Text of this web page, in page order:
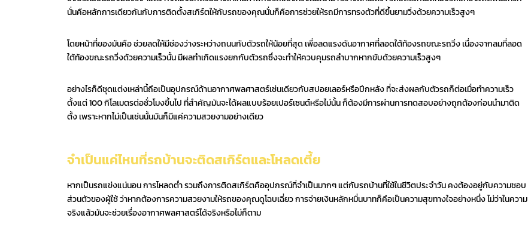
นั่นคือหลักการเดียวกันกับการติดตั้งสเกิร์ตให้กับรถของคุณนั่นก็คือการช่วยให้รถมีการทรงตัวที่ดีขึ้นยามวิ่งด้วยความเร็วสูงๆ
โดยหน้าที่ของมันคือ ช่วยลดให้มีช่องว่างระหว่างถนนกับตัวรถให้น้อยที่สุด เพื่อลดแรงดันอากาศที่ลอดใต้ท้องรถขณะรถวิ่ง เนื่องจากลมที่ลอด
ใต้ท้องขณะรถวิ่งด้วยความเร็วนั้น มีผลทำเกิดแรงยกกับตัวรถซึ่งจะทำให้ควบคุมรถลำบากหากขับด้วยความเร็วสูงๆ
อย่างไรก็ดีชุดแต่งเหล่านี้ถือเป็นอุปกรณ์ด้านอากาศพลศาสตร์เช่นเดียวกับสปอยเลอร์หรือปีกหลัง ที่จะส่งผลกับตัวรถก็ต่อเมื่อทำความเร็ว
ตั้งแต่ 100 กิโลเมตรต่อชั่วโมงขึ้นไป ที่สำคัญมันจะได้ผลแบบร้อยเปอร์เซนต์หรือไม่นั้น ก็ต้องมีการผ่านการทดสอบอย่างถูกต้องก่อนนำมาติด
ตั้ง เพราะหากไม่เป็นเช่นนั้นมันก็มีแค่ความสวยงามอย่างเดียว
จำเป็นแค่ไหนที่รถบ้านจะติดสเกิร์ตและโหลดเตี้ย
หากเป็นรถแข่งแน่นอน การโหลดต่ำ รวมถึงการติดสเกิร์ตคืออุปกรณ์ที่จำเป็นมากๆ แต่กับรถบ้านที่ใช้ในชีวิตประจำวัน คงต้องอยู่กับความชอบ
ส่วนตัวของผู้ใช้ ว่าหากต้องการความสวยงามให้รถของคุณดูโฉบเฉี่ยว การจ่ายเงินหลักหมื่นบาทก็คือเป็นความสุขทางใจอย่างหนึ่ง ไม่ว่าในความ
จริงแล้วมันจะช่วยเรื่องอากาศพลศาสตร์ได้จริงหรือไม่ก็ตาม